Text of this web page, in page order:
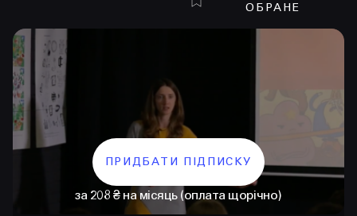
блог
вийти
ОБРАНЕ
ПРИДБАТИ ПІДПИСКУ
за 208 ₴ на місяць (оплата щорічно)